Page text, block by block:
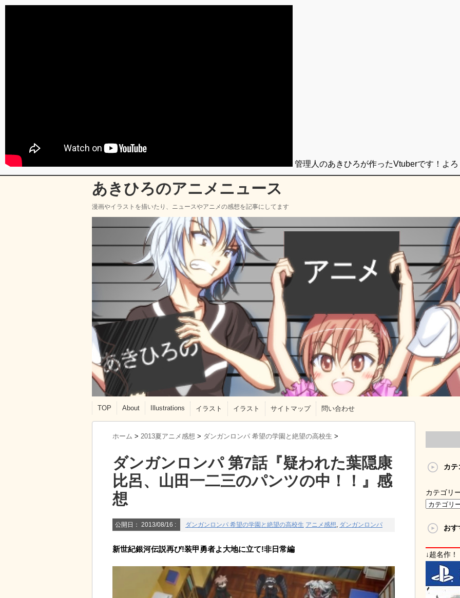
あきひろのアニメニュース
漫画やイラストを描いたり、ニュースやアニメの感想を記事にしてます
TOP About Illustrations イラスト イラスト サイトマップ 問い合わせ
ホーム > 2013夏アニメ感想 > ダンガンロンパ 希望の学園と絶望の高校生 >
ダンガンロンパ 第7話『疑われた葉隠康
比呂、山田一二三のパンツの中！！』感
想
公開日： 2013/08/16 : ダンガンロンパ 希望の学園と絶望の高校生 アニメ感想, ダンガンロンパ
新世紀銀河伝説再び!装甲勇者よ大地に立て!非日常編
カテ
カテゴリ
お
↓超名作！
管理人のあきひろが作ったVtuberです！よ